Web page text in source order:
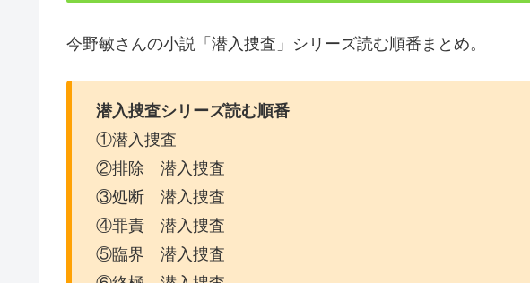
今野敏さんの小説「潜入捜査」シリーズ読む順番まとめ。
潜入捜査シリーズ読む順番
①潜入捜査
②排除 潜入捜査
③処断 潜入捜査
④罪責 潜入捜査
⑤臨界 潜入捜査